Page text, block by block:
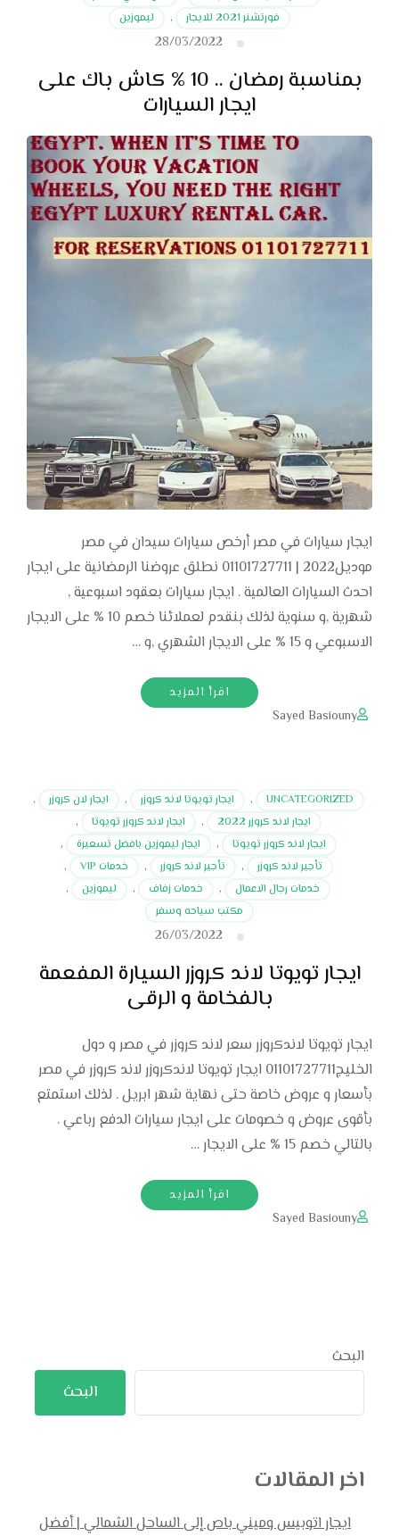
فورتشنر 2021 للايجار
, ليموزين
28/03/2022
بمناسبة رمضان .. 10 % كاش باك على
ايجار السيارات
ايجار سيارات في مصر أرخص سيارات سيدان في مصر
موديل2022 | 01101727711 نطلق عروضنا الرمضانية على ايجار
احدث السيارات العالمية . ايجار سيارات بعقود اسبوعية ,
شهرية ,و سنوية لذلك بنقدم لعملائنا خصم 10 % على الايجار
الاسبوعي و 15 % على الايجار الشهري ,و …
اقرأ المزيد
Sayed Basiouny
UNCATEGORIZED
, ايجار تويوتا لاند كروزر , ايجار لان كروزر
,
ايجار لاند كروزر 2022
, ايجار لاند كروزر تويوتا
,
ايجار لاند كروزر تويوتا
, ايجار ليموزين بافضل تسعيرة
,
تأجير لاند كروزر
, تأجير لاند كروزر , خدمات VIP
,
خدمات رجال الاعمال
, خدمات زفاف , ليموزين
,
مكتب سياحه وسفر
26/03/2022
ايجار تويوتا لاند كروزر السيارة المفعمة
بالفخامة و الرقى
ايجار تويوتا لاندكروزر سعر لاند كروزر في مصر و دول
الخليج01101727711 ايجار تويوتا لاندكروزر لاند كروزر في مصر
بأسعار و عروض خاصة حتى نهاية شهر ابريل . لذلك استمتع
بأقوى عروض و خصومات على ايجار سيارات الدفع رباعي .
بالتالي خصم 15 % على الايجار …
اقرأ المزيد
Sayed Basiouny
البحث
البحث
اخر المقالات
ايجار اتوبيس وميني باص إلى الساحل الشمالي | أفضل